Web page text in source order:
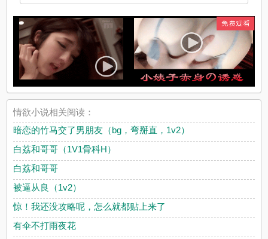
情欲小说相关阅读：
暗恋的竹马交了男朋友（bg，弯掰直，1v2）
白荔和哥哥（1V1骨科H）
白荔和哥哥
被逼从良（1v2）
惊！我还没攻略呢，怎么就都贴上来了
有伞不打雨夜花